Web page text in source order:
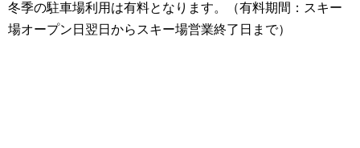
冬季の駐車場利用は有料となります。（有料期間：スキー
場オープン日翌日からスキー場営業終了日まで）